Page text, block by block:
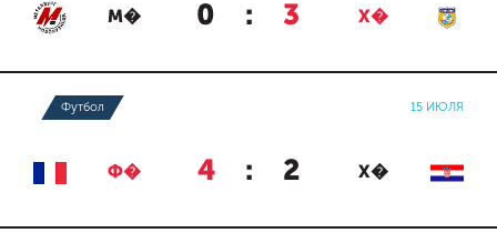
М� 0 : 3 Х�
Футбол 15 ИЮЛЯ
Ф� 4 : 2 Х�